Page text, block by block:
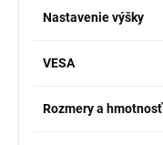
Nastavenie výšky
VESA
Rozmery a hmotnosť